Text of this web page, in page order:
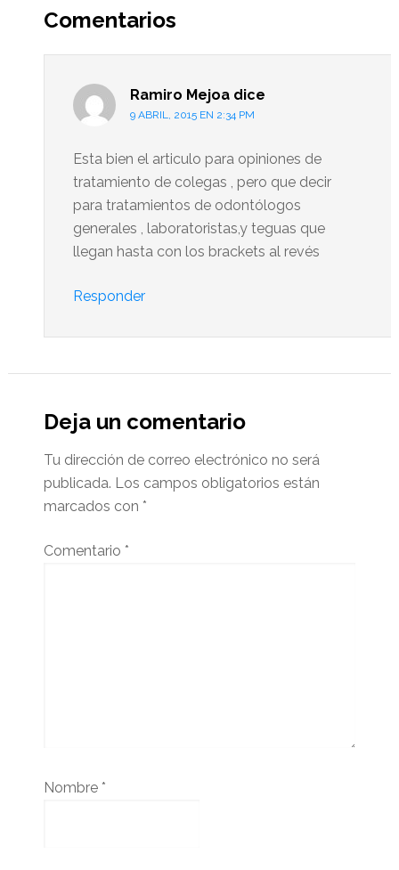
del
lector
Comentarios
Ramiro Mejoa dice
9 ABRIL, 2015 EN 2:34 PM
Esta bien el articulo para opiniones de
tratamiento de colegas , pero que decir
para tratamientos de odontólogos
generales , laboratoristas,y teguas que
llegan hasta con los brackets al revés
Responder
Deja un comentario
Tu dirección de correo electrónico no será
publicada. Los campos obligatorios están
marcados con *
Comentario *
Nombre *